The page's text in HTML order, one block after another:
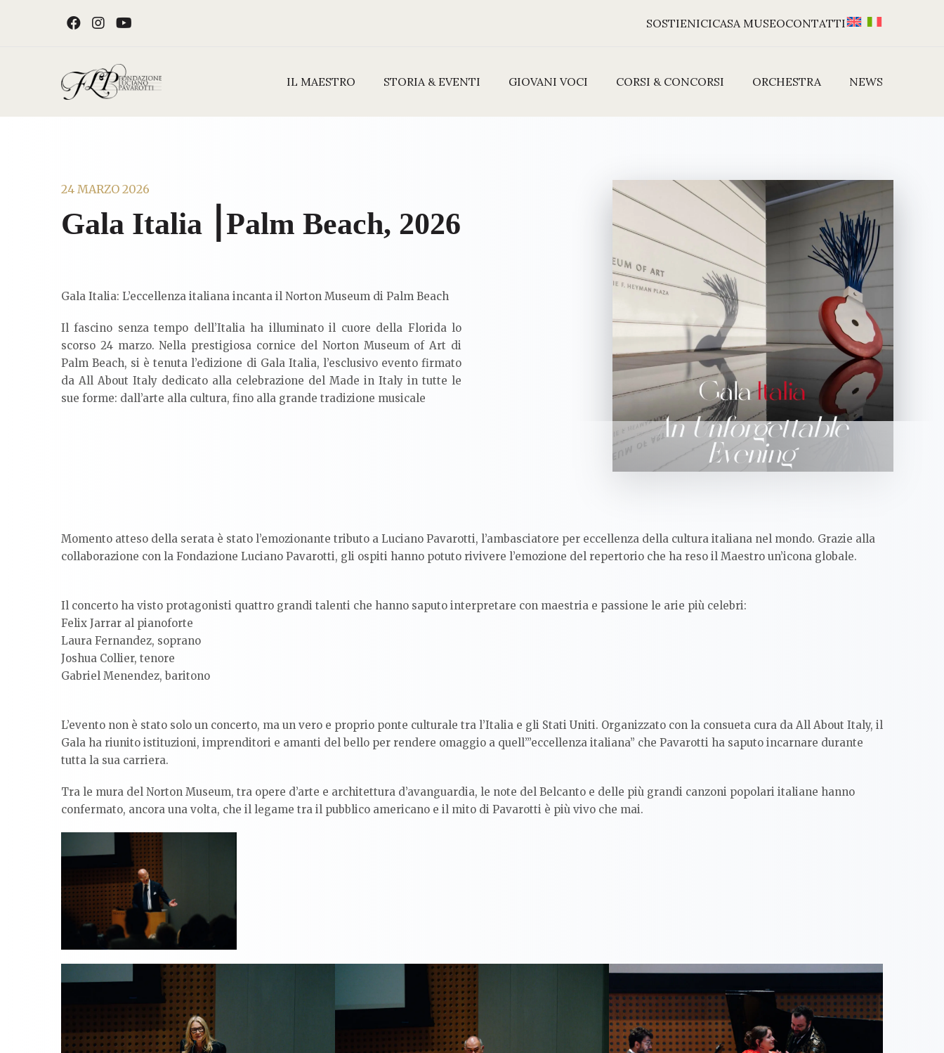
FACEBOOK
INSTAGRAM SOSTIENICICASA MUSEOCONTATTI
IL MAESTRO STORIA & EVENTI GIOVANI VOCI CORSI & CONCORSI ORCHESTRA NEWS
24 MARZO 2026
Gala Italia ⎮Palm Beach, 2026
Gala Italia: L’eccellenza italiana incanta il Norton Museum di Palm Beach
Il fascino senza tempo dell’Italia ha illuminato il cuore della Florida lo
scorso 24 marzo. Nella prestigiosa cornice del Norton Museum of Art di
Palm Beach, si è tenuta l’edizione di Gala Italia, l’esclusivo evento firmato
da All About Italy dedicato alla celebrazione del Made in Italy in tutte le
sue forme: dall’arte alla cultura, fino alla grande tradizione musicale
Momento atteso della serata è stato l’emozionante tributo a Luciano Pavarotti, l’ambasciatore per eccellenza della cultura italiana nel mondo. Grazie alla
collaborazione con la Fondazione Luciano Pavarotti, gli ospiti hanno potuto rivivere l’emozione del repertorio che ha reso il Maestro un’icona globale.
Il concerto ha visto protagonisti quattro grandi talenti che hanno saputo interpretare con maestria e passione le arie più celebri:
Felix Jarrar al pianoforte
Laura Fernandez, soprano
Joshua Collier, tenore
Gabriel Menendez, baritono
L’evento non è stato solo un concerto, ma un vero e proprio ponte culturale tra l’Italia e gli Stati Uniti. Organizzato con la consueta cura da All About Italy, il
Gala ha riunito istituzioni, imprenditori e amanti del bello per rendere omaggio a quell’”eccellenza italiana” che Pavarotti ha saputo incarnare durante
tutta la sua carriera.
Tra le mura del Norton Museum, tra opere d’arte e architettura d’avanguardia, le note del Belcanto e delle più grandi canzoni popolari italiane hanno
confermato, ancora una volta, che il legame tra il pubblico americano e il mito di Pavarotti è più vivo che mai.